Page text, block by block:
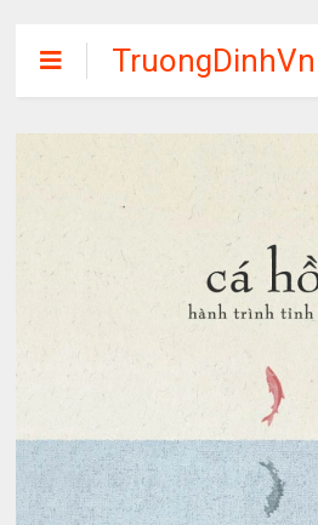
TruongDinhVn
Chia sẽ ebook,
các khóa học,
tập miễn phí